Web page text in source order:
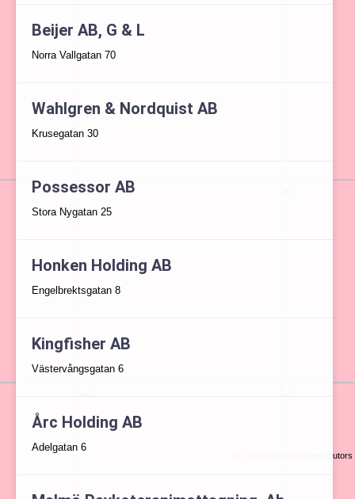
Beijer AB, G & L
Norra Vallgatan 70
Wahlgren & Nordquist AB
Krusegatan 30
Possessor AB
Stora Nygatan 25
Honken Holding AB
Engelbrektsgatan 8
Kingfisher AB
Västervångsgatan 6
Årc Holding AB
Adelgatan 6
contributors